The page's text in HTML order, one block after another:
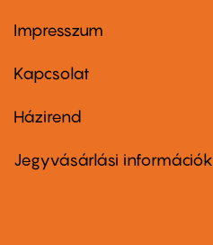
Footer
first
Impresszum
Kapcsolat
Footer
second
Házirend
Jegyvásárlási információk